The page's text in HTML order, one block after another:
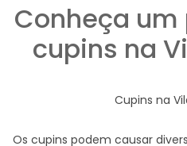
Conheça
cupins na
Cupins na
Os cupins podem causar